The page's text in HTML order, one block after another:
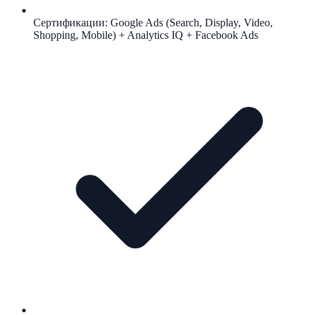
Сертификации: Google Ads (Search, Display, Video,
Shopping, Mobile) + Analytics IQ + Facebook Ads